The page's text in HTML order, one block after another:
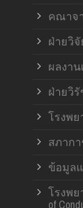
คณาจ
ฝ่ายวิจั
ผลงา
ฝ่ายวิ
โรงพ
สภาก
ข้อมูล
โรงพ
of